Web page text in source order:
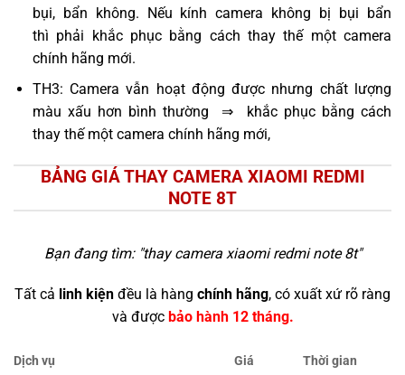
bụi, bẩn không. Nếu kính camera không bị bụi bẩn
thì phải khắc phục bằng cách thay thế một camera
chính hãng mới.
TH3: Camera vẫn hoạt động được nhưng chất lượng
màu xấu hơn bình thường ⇒ khắc phục bằng cách
thay thế một camera chính hãng mới,
BẢNG GIÁ THAY CAMERA XIAOMI REDMI
NOTE 8T
Bạn đang tìm: "thay camera xiaomi redmi note 8t"
Tất cả linh kiện đều là hàng chính hãng, có xuất xứ rõ ràng
và được bảo hành 12 tháng.
Dịch vụ Giá Thời gian